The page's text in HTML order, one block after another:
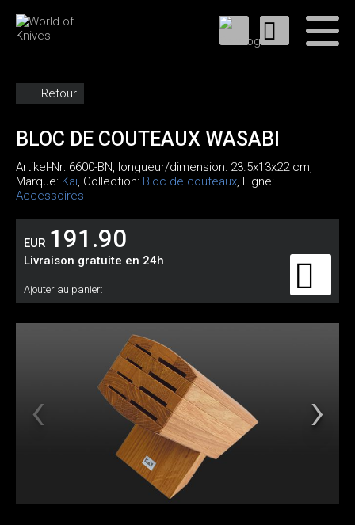
Retour
BLOC DE COUTEAUX WASABI
Artikel-Nr: 6600-BN, longueur/dimension: 23.5x13x22 cm,
Marque: Kai, Collection: Bloc de couteaux, Ligne:
Accessoires
EUR 191.90
Livraison gratuite en 24h
Ajouter au panier: